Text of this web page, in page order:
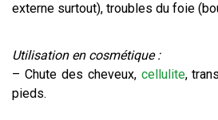
externe surtout), troubles du foie
Utilisation en cosmétique :
– Chute des cheveux, cellulite,
pieds.